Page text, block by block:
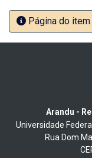
Página do
Arandu -
Universidade
Rua Dom